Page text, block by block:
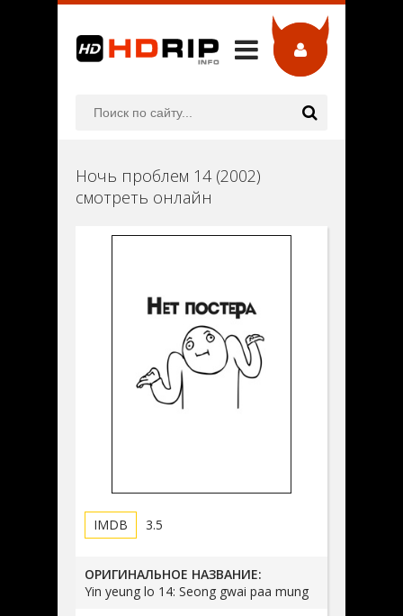
Ночь проблем 14 (2002)
смотреть онлайн
3.5
ОРИГИНАЛЬНОЕ НАЗВАНИЕ:
Yin yeung lo 14: Seong gwai paa mung